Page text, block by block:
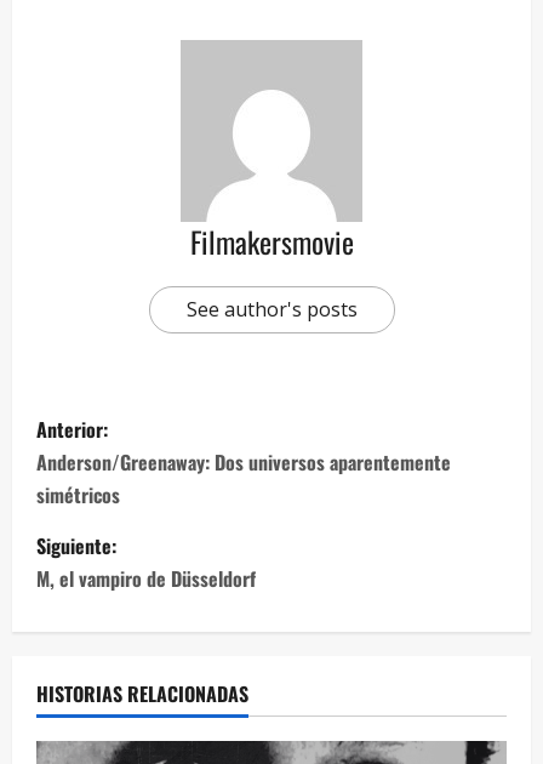
Filmakersmovie
See author's posts
Anterior:
Anderson/Greenaway: Dos universos aparentemente
simétricos
Siguiente:
M, el vampiro de Düsseldorf
HISTORIAS RELACIONADAS